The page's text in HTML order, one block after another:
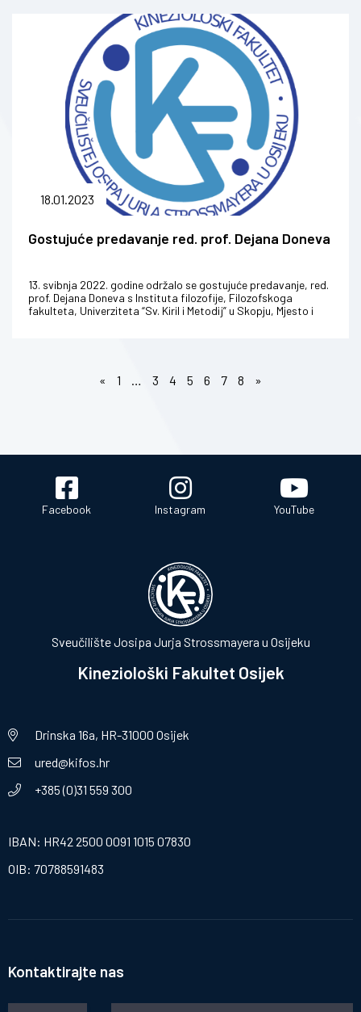
18.01.2023
Gostujuće predavanje red. prof. Dejana Doneva
13. svibnja 2022. godine održalo se gostujuće predavanje, red.
prof. Dejana Doneva s Instituta filozofije, Filozofskoga
fakulteta, Univerziteta “Sv. Kiril i Metodij” u Skopju, Mjesto i
« 1 … 3 4 5 6 7 8 »
Facebook Instagram YouTube
Sveučilište Josipa Jurja Strossmayera u Osijeku
Kineziološki Fakultet Osijek
Drinska 16a, HR-31000 Osijek
ured@kifos.hr
+385 (0)31 559 300
IBAN: HR42 2500 0091 1015 07830
OIB: 70788591483
Kontaktirajte nas